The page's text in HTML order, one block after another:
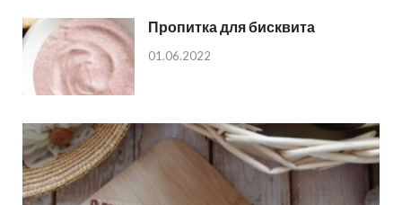
Пропитка для бисквита
01.06.2022